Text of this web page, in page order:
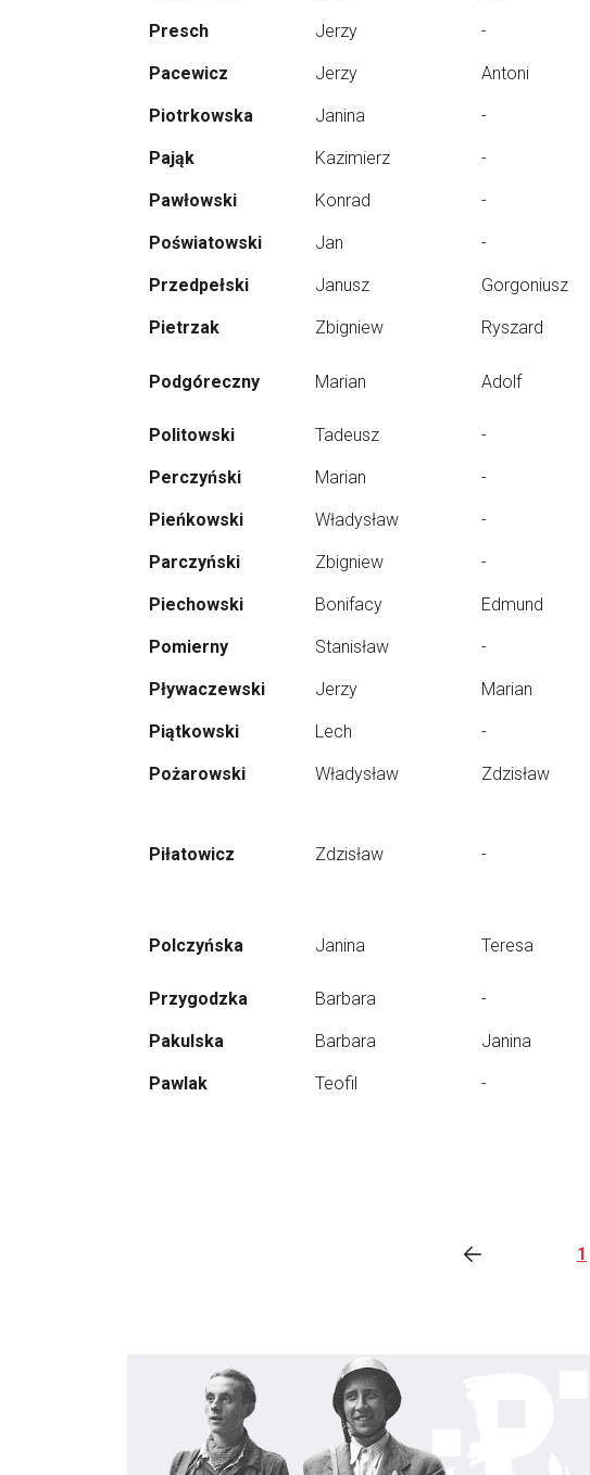
Presch Jerzy -
Pacewicz Jerzy Antoni
Piotrkowska Janina -
Pająk Kazimierz -
Pawłowski Konrad -
Poświatowski Jan -
Przedpełski Janusz Gorgoniusz
Pietrzak Zbigniew Ryszard
Podgóreczny Marian Adolf
Politowski Tadeusz -
Perczyński Marian -
Pieńkowski Władysław -
Parczyński Zbigniew -
Piechowski Bonifacy Edmund
Pomierny Stanisław -
Pływaczewski Jerzy Marian
Piątkowski Lech -
Pożarowski Władysław Zdzisław
Piłatowicz Zdzisław -
Polczyńska Janina Teresa
Przygodzka Barbara -
Pakulska Barbara Janina
Pawlak Teofil -
1